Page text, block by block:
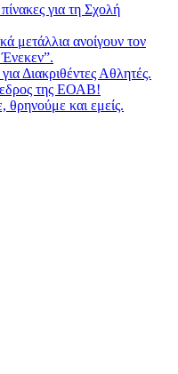
για τη Σχολή
μετάλλια ανοίγουν τον
Διακριθέντες Αθλητές.
της ΕΟΑΒ!
θρηνούμε και εμείς.